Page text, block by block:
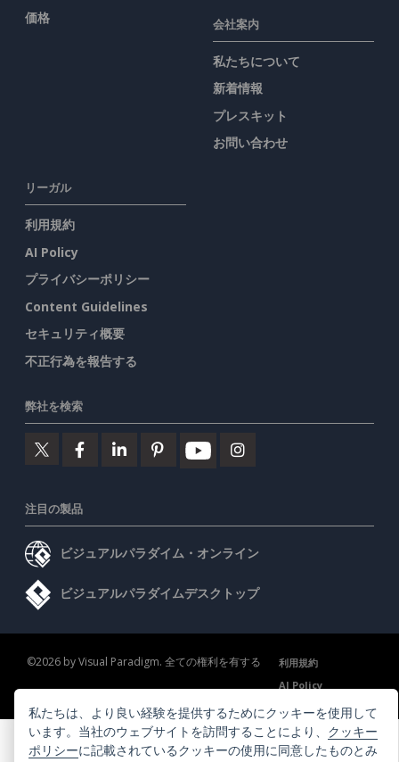
価格
会社案内
私たちについて
新着情報
プレスキット
お問い合わせ
リーガル
利用規約
AI Policy
プライバシーポリシー
Content Guidelines
セキュリティ概要
不正行為を報告する
弊社を検索
注目の製品
ビジュアルパラダイム・オンライン
ビジュアルパラダイムデスクトップ
©2026 by Visual Paradigm. 全ての権利を有する
利用規約
AI Policy
プライバシーポリシー
Content Guidelines セキュリティ概要
私たちは、より良い経験を提供するためにクッキーを使用して
います。当社のウェブサイトを訪問することにより、 クッキー
ポリシーに記載されているクッキーの使用に同意したものとみ